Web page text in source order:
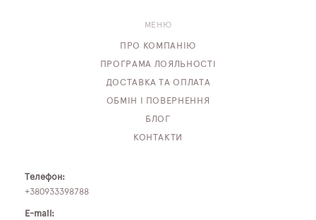
МЕНЮ
ПРО КОМПАНІЮ
ПРОГРАМА ЛОЯЛЬНОСТІ
ДОСТАВКА ТА ОПЛАТА
ОБМІН І ПОВЕРНЕННЯ
БЛОГ
КОНТАКТИ
Телефон:
+380933398788
E-mail: